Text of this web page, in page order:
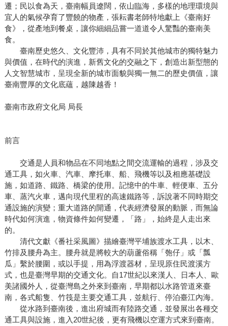
遷；民以食為天，臺南幅員遼闊，依山臨海，多樣的地理環境與
宜人的氣候孕育了豐饒的物產，張耘書老師特地獻上《臺南好
食》，從產地到餐桌，讓你細細品嘗一道道令人驚豔的臺南美
食。
臺南歷史悠久、文化豐沛，具有不同於其他城市的獨特魅力
與價值，在時代的演進，新舊文化的交融之下，創造出新型態的
人文智慧城市，呈現全新的城市面貌與獨一無二的歷史價值，讓
臺南豐厚的文化底蘊，越陳越香！
臺南市政府文化局 局長
前言
交通是人員和物品在不同地點之間交流運輸的過程，涉及交
通工具，如火車、汽車、摩托車、船、飛機等以及相應基礎設
施，如道路、鐵路、橋梁的使用。記憶中的牛車、輕便車、五分
車、蒸汽火車，邁向現代里程的高速鐵路等，訴說著不同時期交
通設施的演變；重大道路的開通，代表經濟發展的動脈，而無論
時代如何演進，物資條件如何變遷，「路」，始終是人走出來
的。
清代文獻《番社采風圖》描繪臺灣平埔族渡水工具，以木、
竹排及腰舟為主。腰舟就是將較大的葫蘆俗稱「匏仔」或「瓢
瓜」繫於腰圍，或以手提，用為浮渡器材，呈現原住民渡溪方
式，也是臺灣早期的交通文化。自17世紀以來漢人、日本人、歐
美諸國外人，從臺灣島之外來到臺南，早期都以水路管道來臺
南，各式船隻、竹筏是主要交通工具，並航行、停泊臺江內海。
從水路到臺南後，進出府城而有陸路交通，並發展出各種交
通工具與設施，進入20世紀後，更有飛機以空運方式來到臺南。